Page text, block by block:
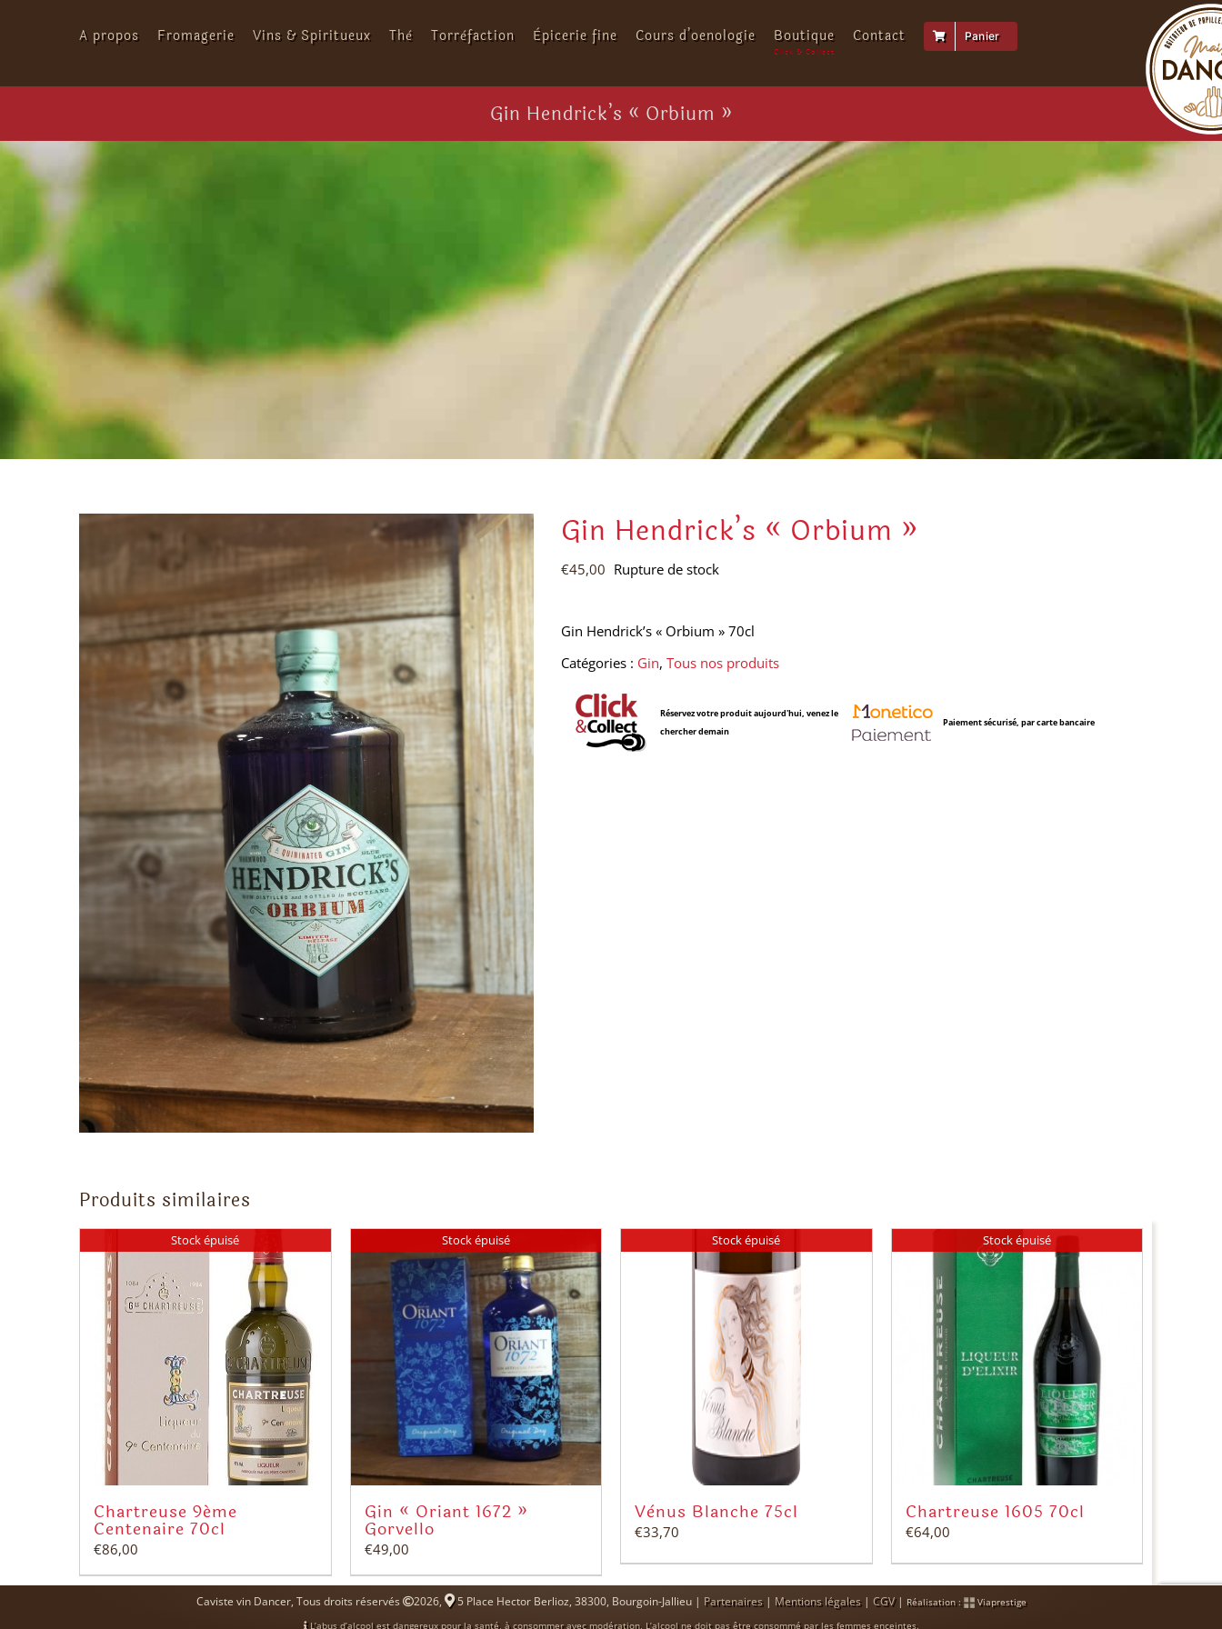
A propos Fromagerie Vins & Spiritueux Thé Torréfaction Épicerie fine Cours d’oenologie Boutique Contact Panier
Gin Hendrick’s « Orbium »
Gin Hendrick’s « Orbium »
€45,00 Rupture de stock
Gin Hendrick’s « Orbium » 70cl
Catégories : Gin, Tous nos produits
Réservez votre produit aujourd'hui, venez le
chercher demain
Paiement sécurisé, par carte bancaire
Produits similaires
Stock épuisé
Chartreuse 9ème
Centenaire 70cl
€86,00
Stock épuisé
Gin « Oriant 1672 »
Gorvello
€49,00
Stock épuisé
Vénus Blanche 75cl
€33,70
Stock épuisé
Chartreuse 1605 70cl
€64,00
Caviste vin Dancer, Tous droits réservés 2026, 5 Place Hector Berlioz, 38300, Bourgoin-Jallieu | Partenaires| Mentions légales| CGV| Réalisation :
Viaprestige
L’abus d’alcool est dangereux pour la santé, à consommer avec modération. L’alcool ne doit pas être consommé par les femmes enceintes.